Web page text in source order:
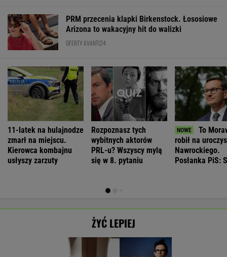
PRM przecenia klapki Birkenstock. Łososiowe
Arizona to wakacyjny hit do walizki
OFERTY AVANTI24
11-latek na hulajnodze
zmarł na miejscu.
Kierowca kombajnu
usłyszy zarzuty
Rozpoznasz tych
wybitnych aktorów
PRL-u? Wszyscy mylą
się w 8. pytaniu
To
robił na
Nawrockiego.
Posłanka PiS:
ŻYĆ LEPIEJ